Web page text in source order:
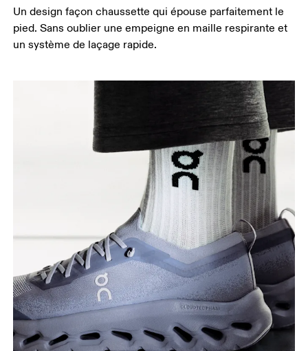
Un design façon chaussette qui épouse parfaitement le
pied. Sans oublier une empeigne en maille respirante et
un système de laçage rapide.